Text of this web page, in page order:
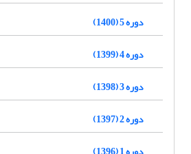
دوره 5 (1400)
دوره 4 (1399)
دوره 3 (1398)
دوره 2 (1397)